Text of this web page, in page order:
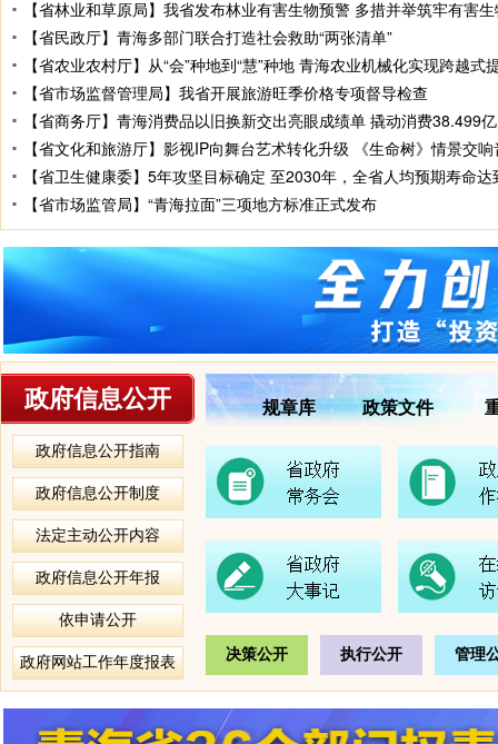
【省林业和草原局】我省发布林业有害生物预警 多措并举筑牢有害
【省民政厅】青海多部门联合打造社会救助“两张清单”
【省农业农村厅】从“会”种地到“慧”种地 青海农业机械化实现跨越式
【省市场监督管理局】我省开展旅游旺季价格专项督导检查
【省商务厅】青海消费品以旧换新交出亮眼成绩单 撬动消费38.499
【省文化和旅游厅】影视IP向舞台艺术转化升级 《生命树》情景交
【省卫生健康委】5年攻坚目标确定 至2030年，全省人均预期寿命
【省市场监管局】“青海拉面”三项地方标准正式发布